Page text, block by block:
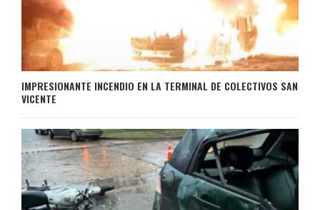
IMPRESIONANTE INCENDIO EN LA TERMINAL DE COLECTIVOS SAN
VICENTE